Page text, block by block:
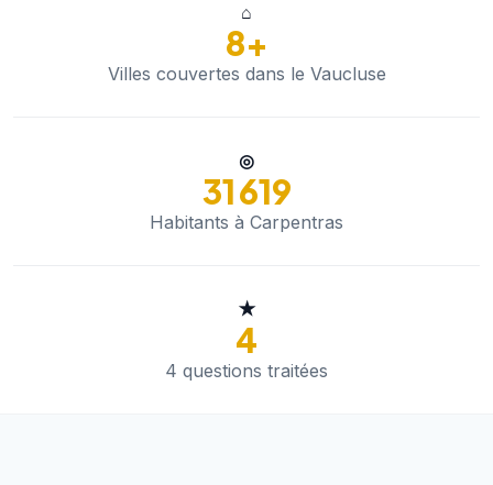
⌂
8+
Villes couvertes dans le Vaucluse
◎
31 619
Habitants à Carpentras
★
4
4 questions traitées